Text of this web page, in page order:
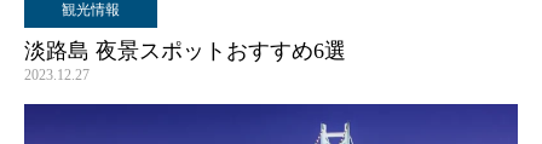
観光情報
淡路島 夜景スポットおすすめ6選
2023.12.27